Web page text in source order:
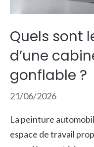
Quels sont
d’une
gonflable ?
21/06/2026
La peinture
espace de travail